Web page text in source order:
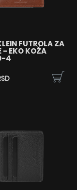
FUTROLA ZA
- EKO KOŽA
4